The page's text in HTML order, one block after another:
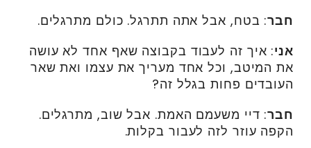
חבר: בטח, אבל אתה תתרגל. כולם מתרגלים.
אני: איך זה לעבוד בקבוצה שאף אחד לא עושה
את המיטב, וכל אחד מעריך את עצמו ואת שאר
העובדים פחות בגלל זה?
חבר: דיי משעמם האמת. אבל שוב, מתרגלים.
הקפה עוזר לזה לעבור בקלות.